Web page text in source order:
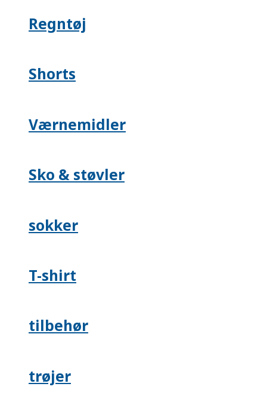
Regntøj
Shorts
Værnemidler
Sko & støvler
sokker
T-shirt
tilbehør
trøjer